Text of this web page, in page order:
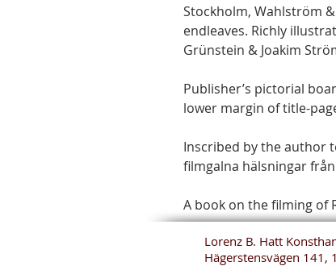
Stockholm, Wahlström
endleaves. Richly
Grünstein & Joakim
Publisher’s pictorial
lower margin of title-
Inscribed by the author
filmgalna hälsningar från
A book on the filming of
Lorenz B. Hatt
Hägerstensvägen 141,